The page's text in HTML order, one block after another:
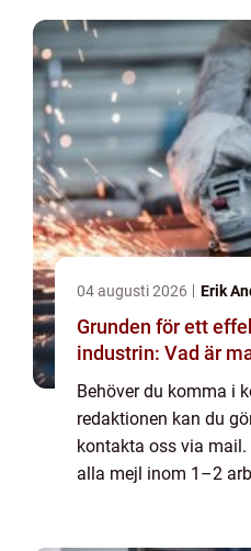
04 augusti 2026 Erik
Grunden för ett
industrin: Vad är
Behöver du komma i
redaktionen kan du
kontakta oss via
alla mejl inom 1–2